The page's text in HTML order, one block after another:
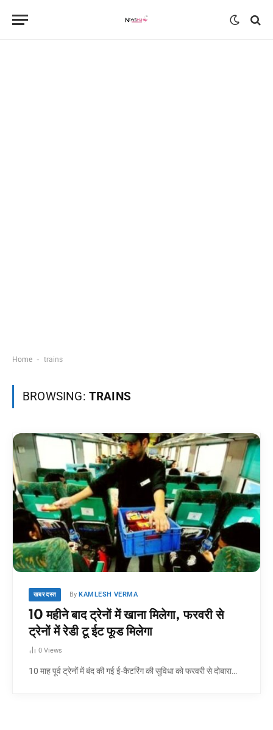
Home - trains
BROWSING: TRAINS
खबर दस्त By KAMLESH VERMA
10 महीने बाद ट्रेनों में खाना मिलेगा, फरवरी से
ट्रेनों में रेडी टू ईट फूड मिलेगा
0 Views
10 माह पूर्व ट्रेनों में बंद की गई ई-कैटरिंग की सुविधा को फरवरी से दोबारा…